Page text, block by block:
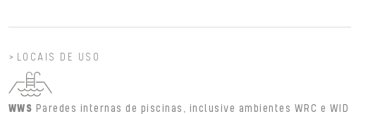
LOCAIS DE USO
WWS Paredes internas de piscinas, inclusive ambientes WRC e WID